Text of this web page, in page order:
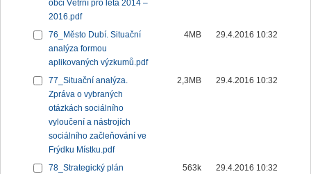
obci Větřní pro léta 2014 –
2016.pdf
76_Město Dubí. Situační
analýza formou
aplikovaných výzkumů.pdf
4MB 29.4.2016 10:32
77_Situační analýza.
Zpráva o vybraných
otázkách sociálního
vyloučení a nástrojích
sociálního začleňování ve
Frýdku Místku.pdf
2,3MB 29.4.2016 10:32
78_Strategický plán
563k 29.4.2016 10:32